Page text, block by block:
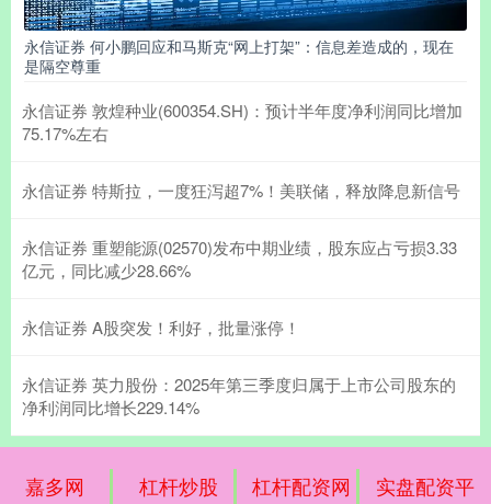
永信证券 何小鹏回应和马斯克“网上打架”：信息差造成的，现在
是隔空尊重
永信证券 敦煌种业(600354.SH)：预计半年度净利润同比增加
75.17%左右
永信证券 特斯拉，一度狂泻超7%！美联储，释放降息新信号
永信证券 重塑能源(02570)发布中期业绩，股东应占亏损3.33
亿元，同比减少28.66%
永信证券 A股突发！利好，批量涨停！
永信证券 英力股份：2025年第三季度归属于上市公司股东的
净利润同比增长229.14%
嘉多网 杠杆炒股 杠杆配资网
实盘配资平